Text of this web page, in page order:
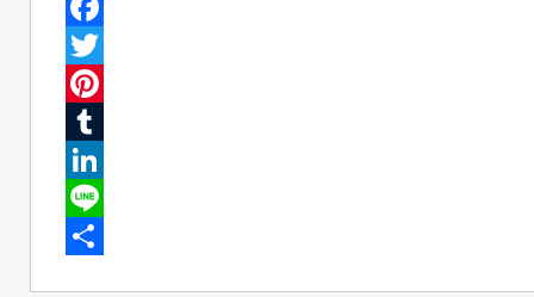
Facebook
Twitter
Pinterest
Tumblr
LinkedIn
Line
有